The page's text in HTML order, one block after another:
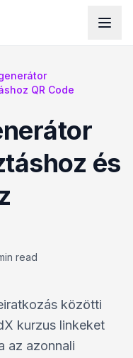
QR Code
és
read
közötti
kurzus linkeket
az azonnali